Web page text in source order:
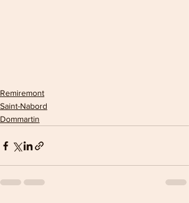
Remiremont
Saint-Nabord
Dommartin